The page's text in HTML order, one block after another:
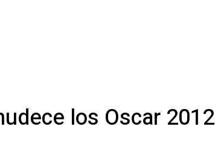
los Oscar 2012